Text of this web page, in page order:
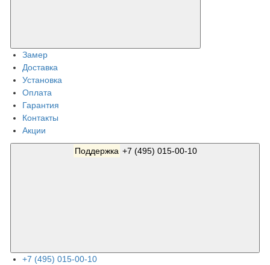
Замер
Доставка
Установка
Оплата
Гарантия
Контакты
Акции
Поддержка +7 (495) 015-00-10
+7 (495) 015-00-10